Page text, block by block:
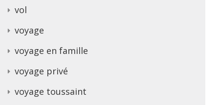
vol
voyage
voyage en famille
voyage privé
voyage toussaint